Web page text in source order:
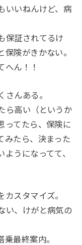
いいねんけど、病
保証されてるけ
保険がきかない。
へん！！
さんある。
ら高い（というか
ってたら、保険に
みたら、決まった
うになってて、
カスタマイズ。
い、けがと病気の
乗最終案内。